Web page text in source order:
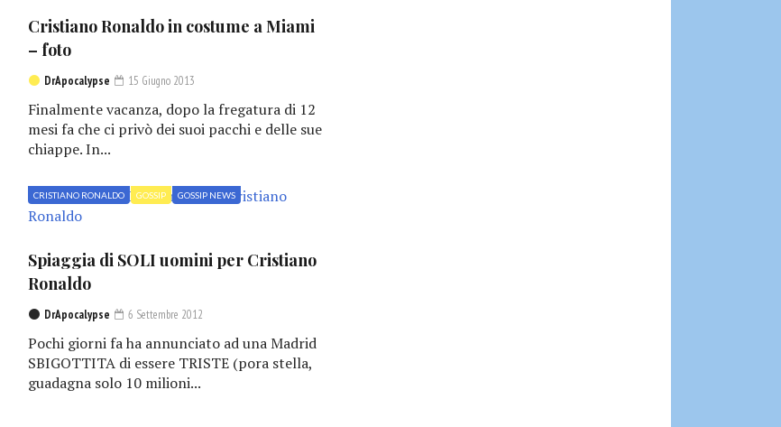
Cristiano Ronaldo in costume a Miami
– foto
DrApocalypse 15 Giugno 2013
Finalmente vacanza, dopo la fregatura di 12
mesi fa che ci privò dei suoi pacchi e delle sue
chiappe. In...
CRISTIANO RONALDO GOSSIP GOSSIP NEWS
Spiaggia di SOLI uomini per Cristiano
Ronaldo
DrApocalypse 6 Settembre 2012
Pochi giorni fa ha annunciato ad una Madrid
SBIGOTTITA di essere TRISTE (pora stella,
guadagna solo 10 milioni...